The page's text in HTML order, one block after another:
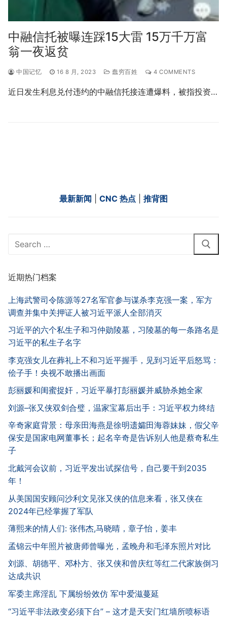
中融信托被曝连踩15大雷 15万千万富
翁一夜返贫
中国记忆 16 8 月, 2023 蠢穷百姓 4 COMMENTS
近日发生利息兑付违约的中融信托接连遭爆料，被指投资…
最新新闻 CNC 热点 推背图
Search
近期热门档案
上海武警司令陈源等27名军官参与谋杀李克强一案，军方
调查并集中关押证人被习近平派人全部消灭
习近平的六个私生子和习仲勋陵墓，习陵墓的每一条路名是
习近平的私生子名字
李克强女儿在葬礼上不和习近平握手，见到习近平后怒骂：
侩子手！央视不敢播出画面
彭丽媛和闺蜜捉奸，习近平暴打彭丽媛并威胁杀她全家
刘源–张又侠双剑合璧，温家宝幕后出手：习近平权力终结
辛奇家庭背景：母亲田海燕是徐明遗孀田海蓉妹妹，假父辛
保安是国家电网董事长；起名辛奇是告诉别人他是蔡奇私生
子
北戴河会议前，习近平发出试探信号，自己要干到2035
年！
从美国国安顾问沙利文见张又侠的信息来看，张又侠在
2024年已经掌握了军队
薄熙来的情人们: 张伟杰,马晓晴，章子怡，姜丰
孟锦云中年照片被唐师曾曝光，孟晚舟和毛泽东照片对比
刘源、胡德平、邓朴方、张又侠和曾庆红等红二代家族倒习
达成共识
军委主席淫乱 下属纷纷效仿 军中爱滋蔓延
“习近平非法政变必须下台” – 这才是天安门红墙所喷标语